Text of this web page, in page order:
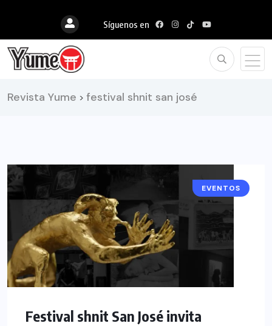
Síguenos en
Revista Yume > festival shnit san josé
EVENTOS
Festival shnit San José invita